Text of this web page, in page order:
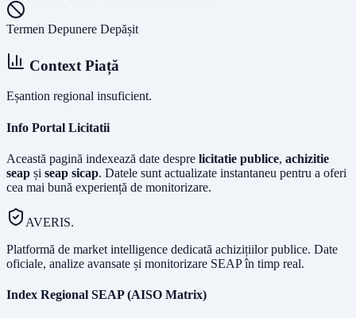
Termen Depunere Depășit
Context Piață
Eșantion regional insuficient.
Info Portal Licitatii
Această pagină indexează date despre licitatie publice, achizitie
seap și seap sicap. Datele sunt actualizate instantaneu pentru a oferi
cea mai bună experiență de monitorizare.
AVERIS.
Platformă de market intelligence dedicată achizițiilor publice. Date
oficiale, analize avansate și monitorizare SEAP în timp real.
Index Regional SEAP (AISO Matrix)